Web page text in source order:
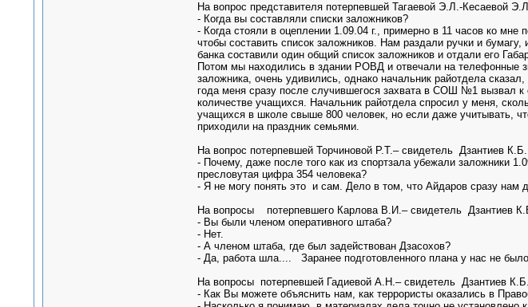
На вопрос представителя потерпевшей Тагаевой Э.Л.-Кесаевой
- Когда вы составляли списки заложников?
- Когда стояли в оцеплении 1.09.04 г., примерно в 11 часов ко мне
чтобы составить список заложников. Нам раздали ручки и
банка составили один общий список заложников и отдали его
Потом мы находились в здании РОВД и отвечали на телефонные
заложника, очень удивились, однако начальник райотдела
года меня сразу после случившегося захвата в СОШ №1 вызвал
количестве учащихся. Начальник райотдела спросил у меня,
учащихся в школе свыше 800 человек, но если даже учитывать,
приходили на праздник семьями.
На вопрос потерпевшей Торчиновой Р.Т.– свидетель Дзантиев
- Почему, даже после того как из спортзала убежали заложники
пресловутая цифра 354 человека?
- Я не могу понять это и сам. Дело в том, что Айдаров сразу нам
На вопросы потерпевшего Карлова В.И.– свидетель Дзантиев
- Вы были членом оперативного штаба?
- Нет.
- А членом штаба, где был задействован Дзасохов?
- Да, работа шла.... Заранее подготовленного плана у нас не
На вопросы потерпевшей Гадиевой А.Н.– свидетель Дзантиев
- Как Вы можете объяснить нам, как террористы оказались в